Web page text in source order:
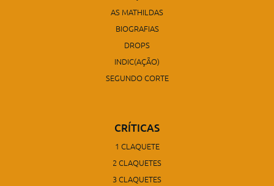
AS MATHILDAS
BIOGRAFIAS
DROPS
INDIC(AÇÃO)
SEGUNDO CORTE
CRÍTICAS
1 CLAQUETE
2 CLAQUETES
3 CLAQUETES